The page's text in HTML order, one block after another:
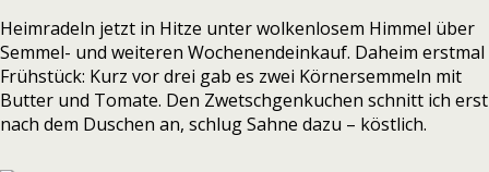
Heimradeln jetzt in Hitze unter wolkenlosem Himmel über
Semmel- und weiteren Wochenendeinkauf. Daheim erstmal
Frühstück: Kurz vor drei gab es zwei Körnersemmeln mit
Butter und Tomate. Den Zwetschgenkuchen schnitt ich erst
nach dem Duschen an, schlug Sahne dazu – köstlich.